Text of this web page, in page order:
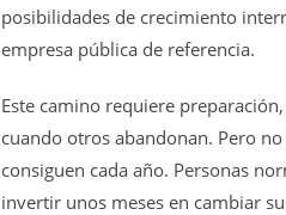
posibilidades de crecimiento
empresa pública de referencia.
Este camino requiere
cuando otros abandonan. Pero
consiguen cada año. Personas
invertir unos meses en cambiar